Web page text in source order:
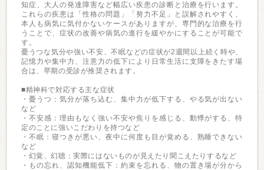
知症、大人の発達障害など幅広い疾患の診断と治療を行います。
これらの疾患は「性格の問題」「努力不足」と誤解されやすく、
本人も病気に気付かないケースがありますが、専門的な治療を行
うことで、症状の改善や病気の進行を緩やかにすることが可能で
す。
憂うつな気分や強い不安、不眠などの症状が2週間以上続く時や、
記憶力や集中力、注意力の低下により日常生活に支障をきたす場
合は、早期の受診が推奨されます。
■精神科で対応する主な症状
・憂うつ：気分が落ち込む、集中力が低下する、やる気が出ない
など
・不安感：理由もなく強い不安や焦りを感じる、動悸がする、特
定のことに強いこだわりを持つなど
・不眠：寝つきが悪い、夜中に何度も目が覚める、熟睡できない
など
・幻覚、幻聴：実際にはないものが見えたり聞こえたりするなど
・もの忘れ、認知機能低下：約束を忘れる、物の置き場が分から